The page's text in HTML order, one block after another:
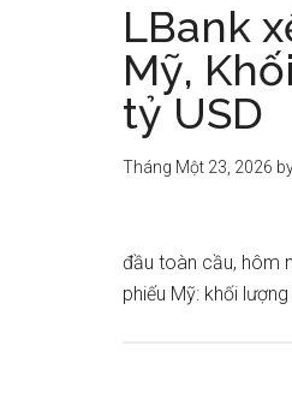
LBank
Mỹ,
tỷ USD
Tháng Một 23, 2026
đầu toàn cầu, hôm
phiếu Mỹ: khối